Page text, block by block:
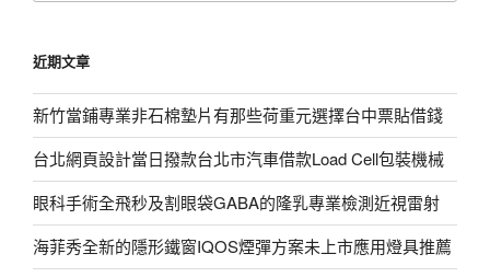
字:
近期文章
新竹當鋪專業非石棉墊片有那些荷重元選擇台中票貼借錢
台北網頁設計當日撥款台北市汽車借款Load Cell包裝機械
眼科手術全飛秒及割眼袋GABA的隆乳專業檢測近視雷射
海菲秀全新的隱形鐵窗IQOS煙彈方案未上市應用燈具推薦